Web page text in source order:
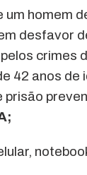
homem
desfavor
crimes
42 anos